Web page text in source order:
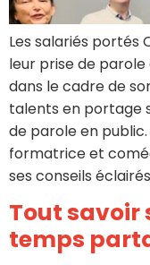
Les salariés portés
leur prise de
dans le cadre de
talents en portage
de parole en
formatrice et
ses conseils
Tout savoir
temps